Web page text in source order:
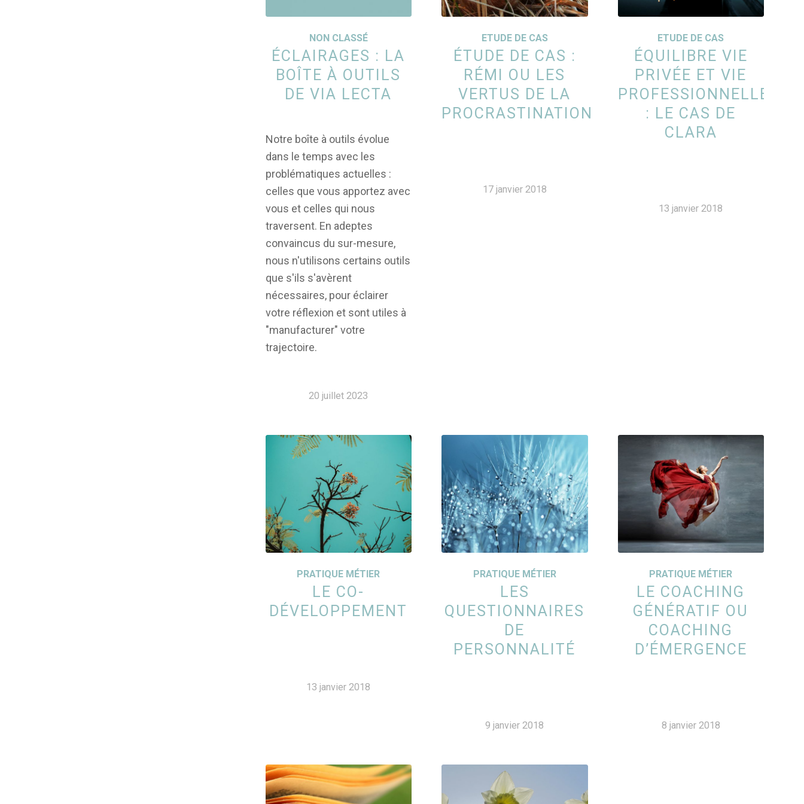
NON CLASSÉ
ÉCLAIRAGES : LA
BOÎTE À OUTILS
DE VIA LECTA
Notre boîte à outils évolue
dans le temps avec les
problématiques actuelles :
celles que vous apportez avec
vous et celles qui nous
traversent. En adeptes
convaincus du sur-mesure,
nous n'utilisons certains outils
que s'ils s'avèrent
nécessaires, pour éclairer
votre réflexion et sont utiles à
"manufacturer" votre
trajectoire.
20 juillet 2023
ETUDE DE CAS
ÉTUDE DE CAS :
RÉMI OU LES
VERTUS DE LA
PROCRASTINATION
17 janvier 2018
ETUDE DE CAS
ÉQUILIBRE VIE
PRIVÉE ET VIE
PROFESSIONNELLE
: LE CAS DE
CLARA
13 janvier 2018
PRATIQUE MÉTIER
LE CO-
DÉVELOPPEMENT
13 janvier 2018
PRATIQUE MÉTIER
LES
QUESTIONNAIRES
DE
PERSONNALITÉ
9 janvier 2018
PRATIQUE MÉTIER
LE COACHING
GÉNÉRATIF OU
COACHING
D’ÉMERGENCE
8 janvier 2018